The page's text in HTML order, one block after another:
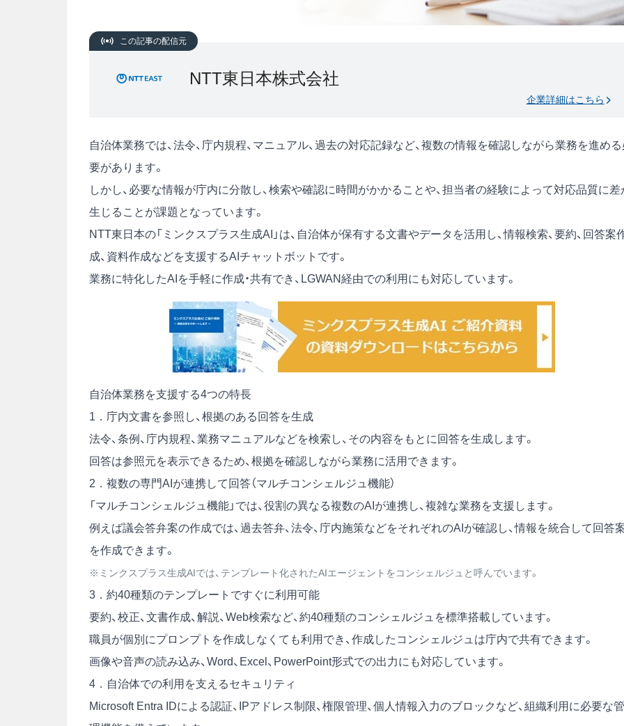
この記事の配信元
NTT東日本株式会社
企業詳細はこちら
自治体業務では、法令、庁内規程、マニュアル、過去の対応記録など、複数の情報を確認しながら業務を進め
要があります。
しかし、必要な情報が庁内に分散し、検索や確認に時間がかかることや、担当者の経験によって対応品質に差
生じることが課題となっています。
NTT東日本の「ミンクスプラス生成AI」は、自治体が保有する文書やデータを活用し、情報検索、要約、回答案
成、資料作成などを支援するAIチャットボットです。
業務に特化したAIを手軽に作成・共有でき、LGWAN経由での利用にも対応しています。
自治体業務を支援する4つの特長
1．庁内文書を参照し、根拠のある回答を生成
法令、条例、庁内規程、業務マニュアルなどを検索し、その内容をもとに回答を生成します。
回答は参照元を表示できるため、根拠を確認しながら業務に活用できます。
2．複数の専門AIが連携して回答（マルチコンシェルジュ機能）
「マルチコンシェルジュ機能」では、役割の異なる複数のAIが連携し、複雑な業務を支援します。
例えば議会答弁案の作成では、過去答弁、法令、庁内施策などをそれぞれのAIが確認し、情報を統合して回答
を作成できます。
※ミンクスプラス生成AIでは、テンプレート化されたAIエージェントをコンシェルジュと呼んでいます。
3．約40種類のテンプレートですぐに利用可能
要約、校正、文書作成、解説、Web検索など、約40種類のコンシェルジュを標準搭載しています。
職員が個別にプロンプトを作成しなくても利用でき、作成したコンシェルジュは庁内で共有できます。
画像や音声の読み込み、Word、Excel、PowerPoint形式での出力にも対応しています。
4．自治体での利用を支えるセキュリティ
Microsoft Entra IDによる認証、IPアドレス制限、権限管理、個人情報入力のブロックなど、組織利用に必要な管